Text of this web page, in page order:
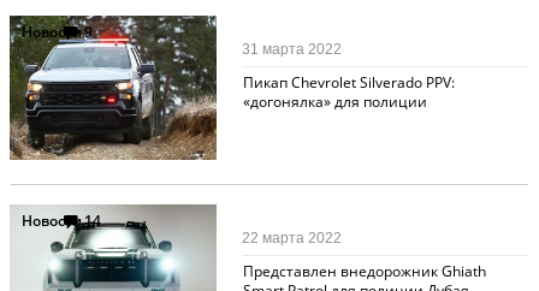
Новости9
Пикап Chevrolet Silverado PPV:
«догонялка» для полиции
31 марта 2022
Новости14
Представлен внедорожник Ghiath
22 марта 2022